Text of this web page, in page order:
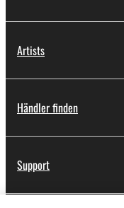
Artists
Händler finden
Support